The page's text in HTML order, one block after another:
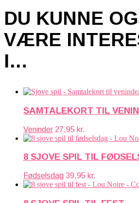
DU KUNNE
VÆRE
I…
SAMTALEKORT TIL
Veninder 27,95 kr.
8 SJOVE SPIL TIL
Fødselsdag 39,95 kr.